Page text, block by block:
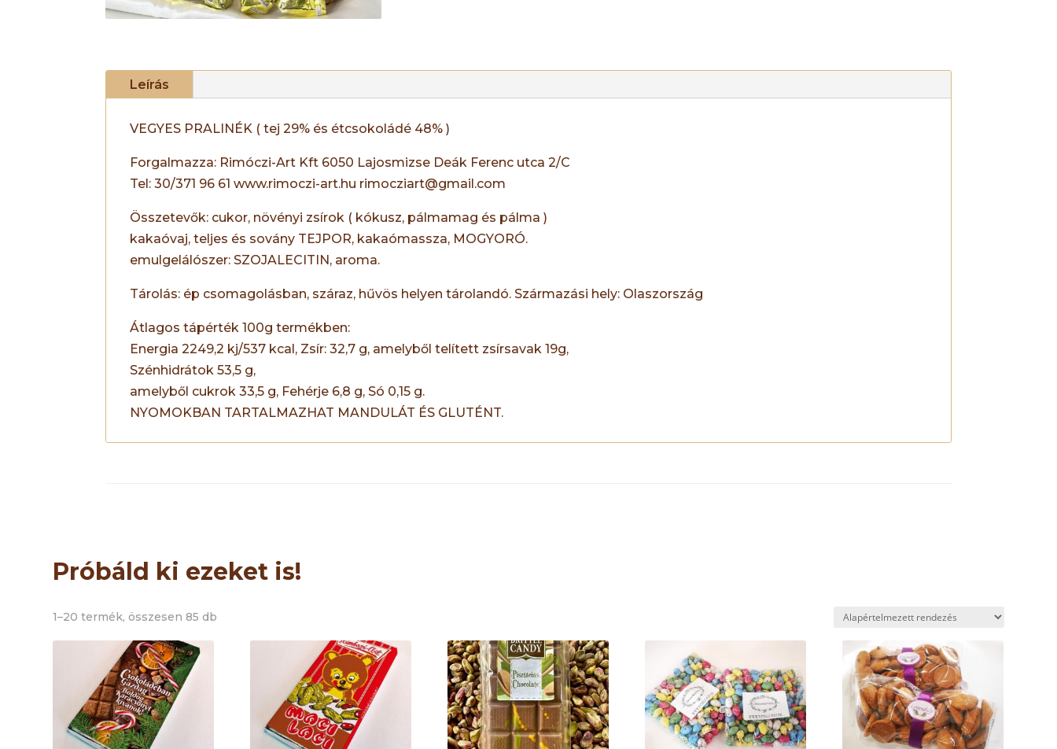
Leírás
VEGYES PRALINÉK ( tej 29% és étcsokoládé 48% )
Forgalmazza: Rimóczi-Art Kft 6050 Lajosmizse Deák Ferenc utca 2/C
Tel: 30/371 96 61 www.rimoczi-art.hu rimocziart@gmail.com
Összetevők: cukor, növényi zsírok ( kókusz, pálmamag és pálma )
kakaóvaj, teljes és sovány TEJPOR, kakaómassza, MOGYORÓ.
emulgelálószer: SZOJALECITIN, aroma.
Tárolás: ép csomagolásban, száraz, hűvös helyen tárolandó. Származási hely: Olaszország
Átlagos tápérték 100g termékben:
Energia 2249,2 kj/537 kcal, Zsír: 32,7 g, amelyből telített zsírsavak 19g,
Szénhidrátok 53,5 g,
amelyből cukrok 33,5 g, Fehérje 6,8 g, Só 0,15 g.
NYOMOKBAN TARTALMAZHAT MANDULÁT ÉS GLUTÉNT.
Próbáld ki ezeket is!
1–20 termék, összesen 85 db